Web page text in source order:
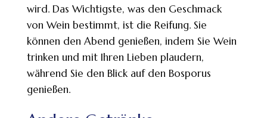
wird. Das Wichtigste, was den Geschmack
von Wein bestimmt, ist die Reifung. Sie
können den Abend genießen, indem Sie Wein
trinken und mit Ihren Lieben plaudern,
während Sie den Blick auf den Bosporus
genießen.